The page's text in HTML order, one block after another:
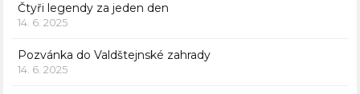
Čtyři legendy za jeden den
14. 6. 2025
Pozvánka do Valdštejnské zahrady
14. 6. 2025